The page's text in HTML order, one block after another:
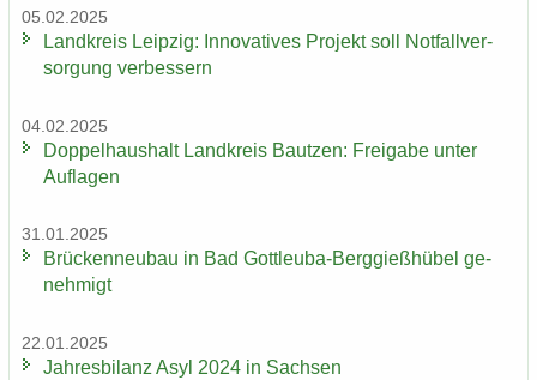
05.02.2025
Land­kreis Leip­zig: In­no­va­ti­ves Pro­jekt soll Not­fall­ver­
sor­gung ver­bes­sern
04.02.2025
Dop­pel­haus­halt Land­kreis Baut­zen: Frei­ga­be unter
Auf­la­gen
31.01.2025
Brü­cken­neu­bau in Bad Gottleuba-​Berggießhübel ge­
neh­migt
22.01.2025
Jah­res­bi­lanz Asyl 2024 in Sach­sen